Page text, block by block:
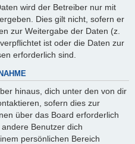
wird der Betreiber nur mit
Dies gilt nicht, sofern er
zur Weitergabe der Daten (z.
ist oder die Daten zur
erforderlich sind.
hinaus, dich unter den von dir
sofern dies zur
über das Board erforderlich
Benutzer dich
persönlichen Bereich